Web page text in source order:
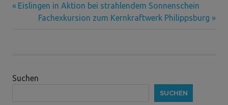
Beitragsnavigation
Vorheriger
Beitrag:
Eislingen in Aktion bei strahlendem Sonnenschein
Nächster
Fachexkursion zum Kernkraftwerk Philippsburg
Suchen
SUCHEN